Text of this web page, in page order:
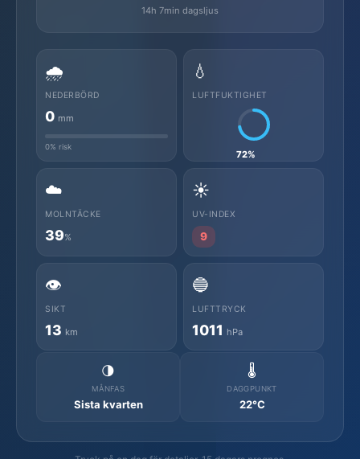
14h 7min dagsljus
🌧️
NEDERBÖRD
0 mm
0% risk
💧
LUFTFUKTIGHET
72%
☁️
MOLNTÄCKE
39%
☀️
UV-INDEX
9
👁️
SIKT
13 km
🔵
LUFTTRYCK
1011 hPa
🌗
MÅNFAS
Sista kvarten
🌡️
DAGGPUNKT
22°C